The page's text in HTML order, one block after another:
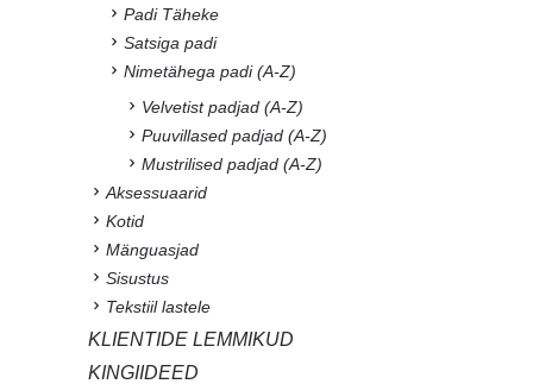
Padi Täheke
Satsiga padi
Nimetähega padi (A-Z)
Velvetist padjad (A-Z)
Puuvillased padjad (A-Z)
Mustrilised padjad (A-Z)
Aksessuaarid
Kotid
Mänguasjad
Sisustus
Tekstiil lastele
KLIENTIDE LEMMIKUD
KINGIIDEED